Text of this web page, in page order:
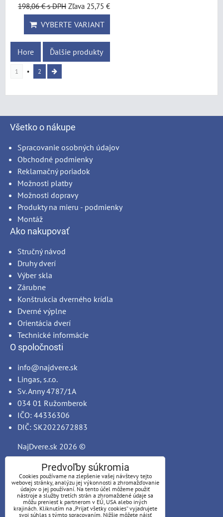
198,06 €s DPH Zľava 25,75 €
VYBERTE VARIANT
Hore Ďalšie produkty
1 2
Všetko o nákupe
Spracovanie osobných údajov
Obchodné podmienky
Reklamačný poriadok
Možnosti platby
Možnosti dopravy
Produkty na mieru - podmienky
Montáž
Ako nakupovať
Stručný návod
Druhy dverí
Výber skla
Zárubne
Konštrukcia dverného krídla
Dverné výplne
Orientácia dverí
Technické informácie
O spoločnosti
info@najdvere.sk
Lingas, s.r.o.
Sv. Anny 4787/1A
034 01 Ružomberok
IČO: 44336306
DIČ: SK2022672883
NajDvere.sk 2026 ©
Predvoľby súkromia
Cookies používame na zlepšenie vašej návštevy tejto
webovej stránky, analýzu jej výkonnosti a zhromažďovanie
údajov o jej používaní. Na tento účel môžeme použiť
nástroje a služby tretích strán a zhromaždené údaje sa
môžu preniesť k partnerom v EÚ, USA alebo iných
krajinách. Kliknutím na „Prijať všetky cookies“ vyjadrujete
svoj súhlas s týmto spracovaním. Nižšie môžete nájsť